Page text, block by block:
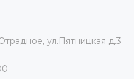
ул.Пятницкая д.3